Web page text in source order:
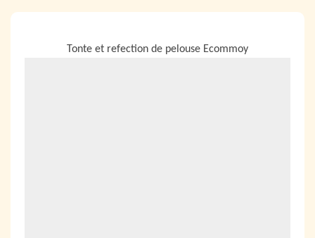
Tonte et refection de pelouse Ecommoy